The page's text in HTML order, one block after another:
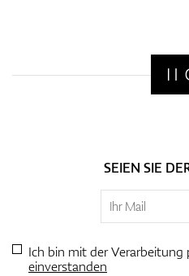
SEIEN SIE
Ich bin mit der Verarbeitung
einverstanden